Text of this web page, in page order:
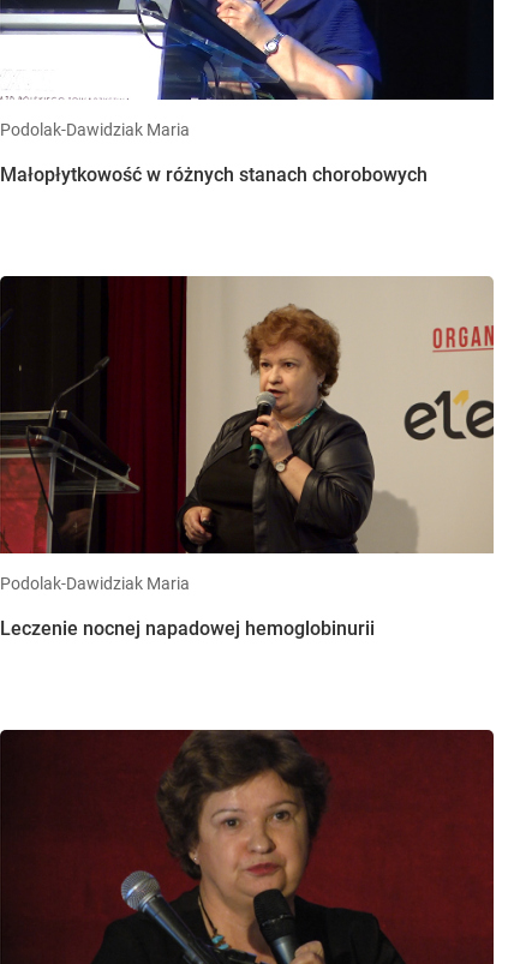
Podolak-Dawidziak Maria
Małopłytkowość w różnych stanach chorobowych
Podolak-Dawidziak Maria
Leczenie nocnej napadowej hemoglobinurii